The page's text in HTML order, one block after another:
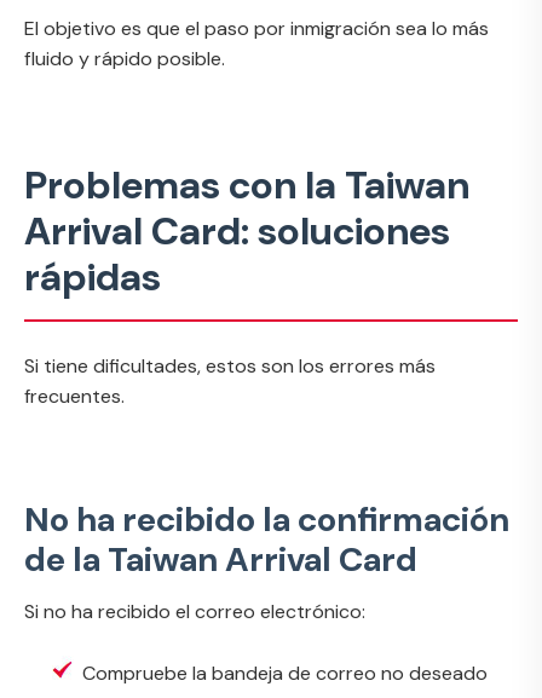
El objetivo es que el paso por inmigración sea lo más
fluido y rápido posible.
Problemas con la Taiwan
Arrival Card: soluciones
rápidas
Si tiene dificultades, estos son los errores más
frecuentes.
No ha recibido la confirmación
de la Taiwan Arrival Card
Si no ha recibido el correo electrónico:
Compruebe la bandeja de correo no deseado